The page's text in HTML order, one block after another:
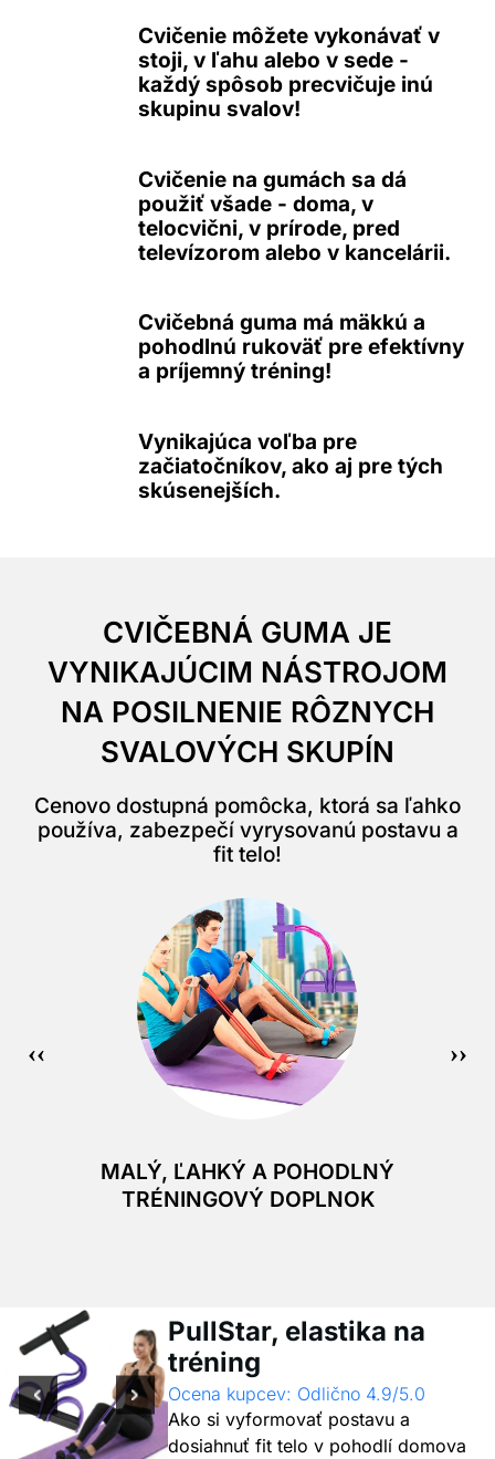
Cvičenie môžete vykonávať v
stoji, v ľahu alebo v sede -
každý spôsob precvičuje inú
skupinu svalov!
Cvičenie na gumách sa dá
použiť všade - doma, v
telocvični, v prírode, pred
televízorom alebo v kancelárii.
Cvičebná guma má mäkkú a
pohodlnú rukoväť pre efektívny
a príjemný tréning!
Vynikajúca voľba pre
začiatočníkov, ako aj pre tých
skúsenejších.
CVIČEBNÁ GUMA JE
VYNIKAJÚCIM NÁSTROJOM
NA POSILNENIE RÔZNYCH
SVALOVÝCH SKUPÍN
Cenovo dostupná pomôcka, ktorá sa ľahko
používa, zabezpečí vyrysovanú postavu a
fit telo!
MALÝ, ĽAHKÝ A POHODLNÝ
TRÉNINGOVÝ DOPLNOK
PullStar, elastika na
tréning
Ocena kupcev: Odlično 4.9/5.0
Ako si vyformovať postavu a
dosiahnuť fit telo v pohodlí domova